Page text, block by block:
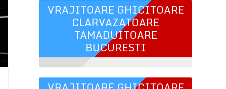
VRAJITOARE GHICITOARE
CLARVAZATOARE
TAMADUITOARE
BUCURESTI